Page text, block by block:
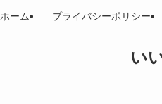
い
ホーム プライバシーポリシー